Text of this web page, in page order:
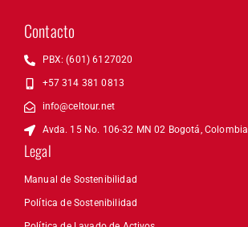
Contacto
PBX: (601) 6127020
+57 314 381 0813
info@celtour.net
Avda. 15 No. 106-32 MN 02 Bogotá, Colombia
Legal
Manual de Sostenibilidad
Política de Sostenibilidad